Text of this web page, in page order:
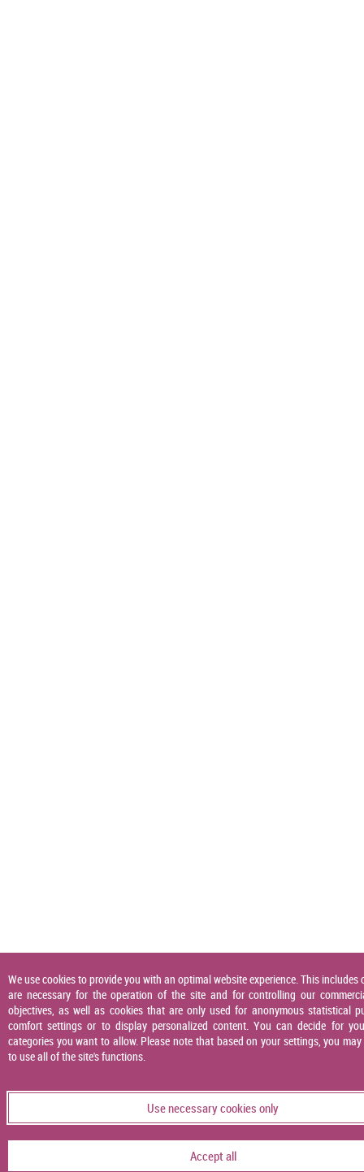
We use cookies to provide you with an optimal website experience. This includes
are necessary for the operation of the site and for controlling our
objectives, as well as cookies that are only used for anonymous statistical
comfort settings or to display personalized content. You can decide for
categories you want to allow. Please note that based on your settings, you
to use all of the site's functions.
Use necessary cookies only
Accept all